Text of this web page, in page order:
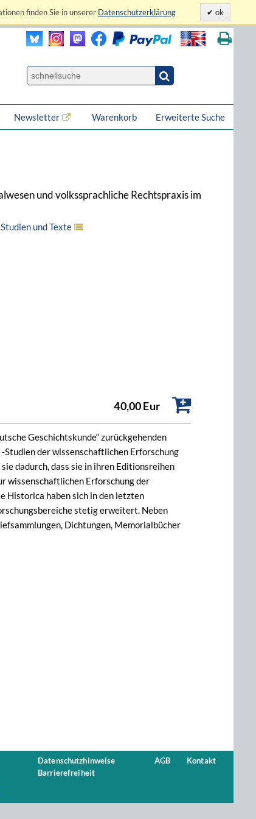
finden Sie in unserer Datenschutzerklärung ok
Newsletter Erweiterte Suche
Warenkorb
und volkssprachliche Rechtspraxis im
und Texte
40,00 Eur
Geschichtskunde“ zurückgehenden
der wissenschaftlichen Erforschung
dadurch, dass sie in ihren Editionsreihen
wissenschaftlichen Erforschung der
Historica haben sich in den letzten
stetig erweitert. Neben
Dichtungen, Memorialbücher
Datenschutzhinweise
Barrierefreiheit
AGB Kontakt